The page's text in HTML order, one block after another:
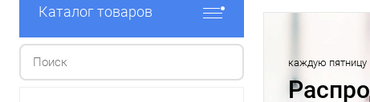
Каталог товаров
каждую пятницу